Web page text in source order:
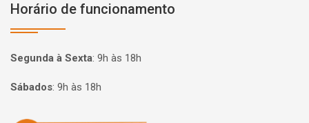
Horário de funcionamento
Segunda à Sexta: 9h às 18h
Sábados: 9h às 18h